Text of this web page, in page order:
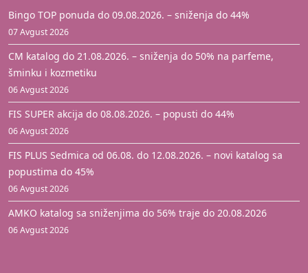
Bingo TOP ponuda do 09.08.2026. – sniženja do 44%
07 Avgust 2026
CM katalog do 21.08.2026. – sniženja do 50% na parfeme,
šminku i kozmetiku
06 Avgust 2026
FIS SUPER akcija do 08.08.2026. – popusti do 44%
06 Avgust 2026
FIS PLUS Sedmica od 06.08. do 12.08.2026. – novi katalog sa
popustima do 45%
06 Avgust 2026
AMKO katalog sa sniženjima do 56% traje do 20.08.2026
06 Avgust 2026